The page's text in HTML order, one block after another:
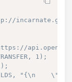
1);